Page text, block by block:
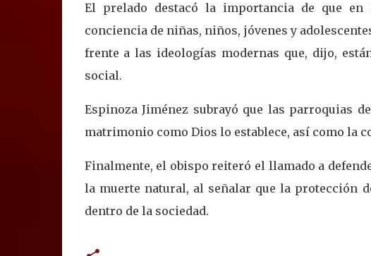
El prelado destacó la importancia de que
conciencia de niñas, niños, jóvenes y
frente a las ideologías modernas que, dijo,
social.
Espinoza Jiménez subrayó que las parroquias
matrimonio como Dios lo establece, así como la
Finalmente, el obispo reiteró el llamado a
la muerte natural, al señalar que la protección
dentro de la sociedad.